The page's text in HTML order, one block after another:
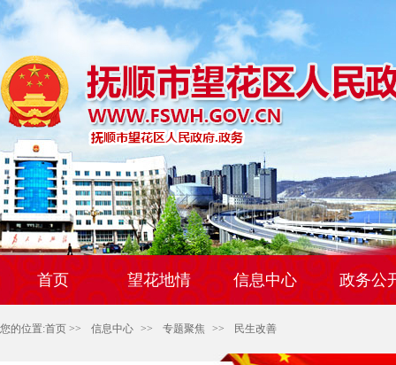
首页 望花地情 信息中心 政务公
您的位置:首页 >> 信息中心 >> 专题聚焦 >> 民生改善